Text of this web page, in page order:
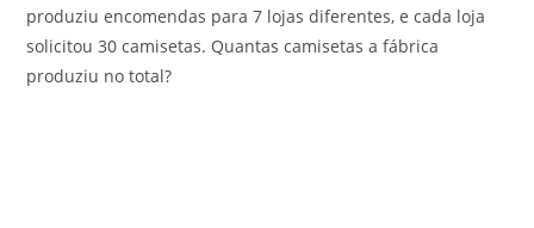
produziu encomendas para 7 lojas diferentes, e cada loja
solicitou 30 camisetas. Quantas camisetas a fábrica
produziu no total?